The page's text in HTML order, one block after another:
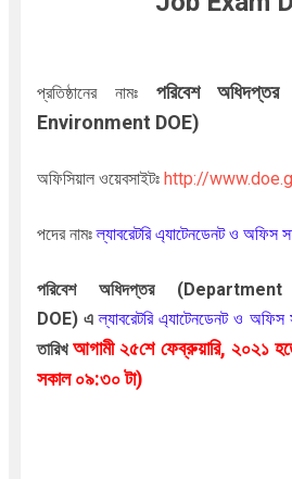
প্রতিষ্ঠানের নামঃ পরিবেশ
Environment DOE)
অফিসিয়াল ওয়েবসাইটঃ http://
পদের নামঃল্যাবরেটরি এ্যাটেনডেনট ও অফিস
পরিবেশ অধিদপ্তর
DOE)এল্যাবরেটরি এ্যাটেনডেনট ও অফিস
তারিখ আগামী ২৫শে ফেব্রুয়ারি, ২০২১
সকাল ০৯:৩০ টা)